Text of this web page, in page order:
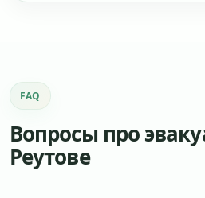
FAQ
Вопросы про
Реутове